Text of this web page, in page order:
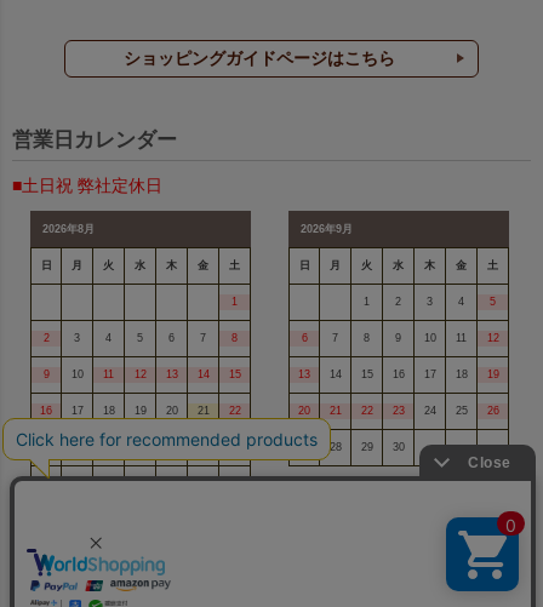
ショッピングガイドページはこちら
営業日カレンダー
■土日祝 弊社定休日
2026年8月
日 月 火 水 木 金 土
1
2 3 4 5 6 7 8
9 10 11 12 13 14 15
16 17 18 19 20 21 22
23 24 25 26 27 28 29
30 31
2026年9月
日 月 火 水 木 金 土
1 2 3 4 5
6 7 8 9 10 11 12
13 14 15 16 17 18 19
20 21 22 23 24 25 26
27 28 29 30
商品を探す